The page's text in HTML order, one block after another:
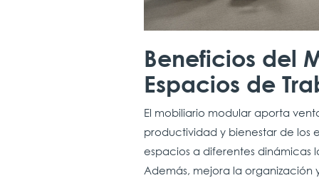
Beneficios del
Espacios de
El mobiliario modular aporta
productividad y bienestar de los
espacios a diferentes
Además, mejora la